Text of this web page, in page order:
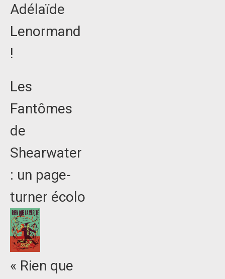
Adélaïde
Lenormand
!
Les
Fantômes
de
Shearwater
: un page-
turner écolo
« Rien que